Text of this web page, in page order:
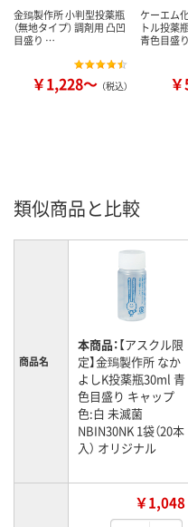
金鵄製作所 小判型投薬瓶
（無地タイプ） 調剤用 凸凹
目盛り …
￥1,228～ （税込）
ケーエム
トル投薬
青色目盛
類似商品と比較
商品名
本商品：【アスクル限
定】金鵄製作所 なか
よしK投薬瓶30ml 青
色目盛り キャップ
色:白 未滅菌
NBIN30NK 1袋（20本
入） オリジナル
￥1,048